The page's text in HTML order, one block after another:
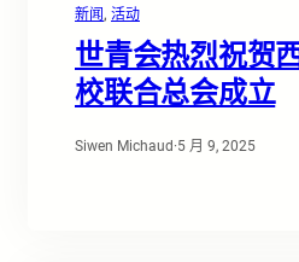
新闻, 活动
世青会热烈祝贺
校联合总会成立
Siwen Michaud ·5 月 9, 2025